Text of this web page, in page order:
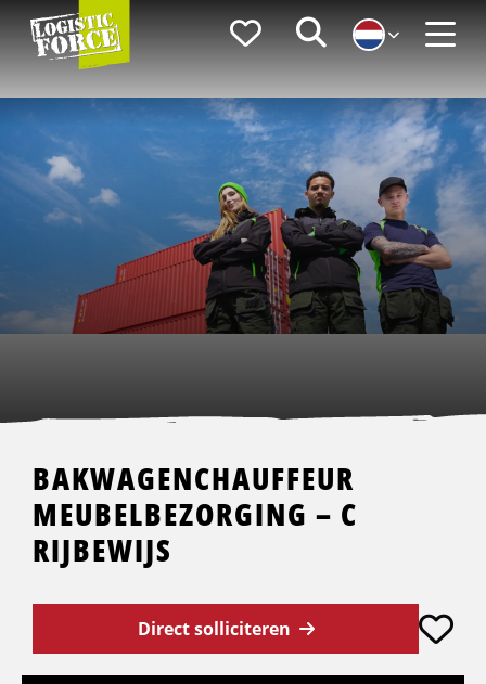
Logistic
Force
FavorietenZoeken
BAKWAGENCHAUFFEUR
MEUBELBEZORGING – C
RIJBEWIJS
Direct solliciteren